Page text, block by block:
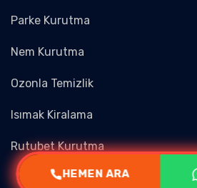
Parke Kurutma
Nem Kurutma
Ozonla Temizlik
Isımak Kiralama
Rutubet Kurutma
HEMEN ARA